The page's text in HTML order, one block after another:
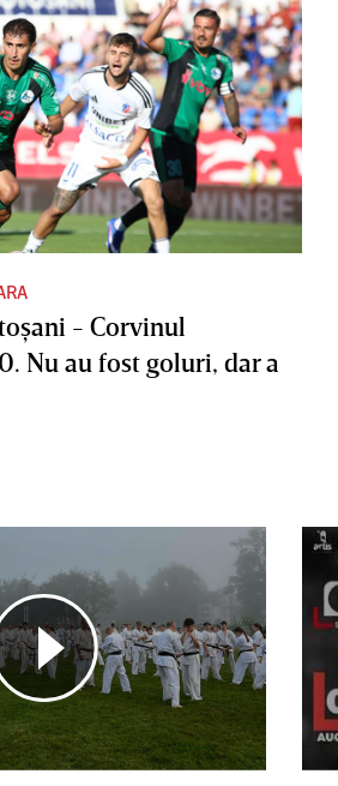
- Corvinul
Nu au fost goluri, dar a